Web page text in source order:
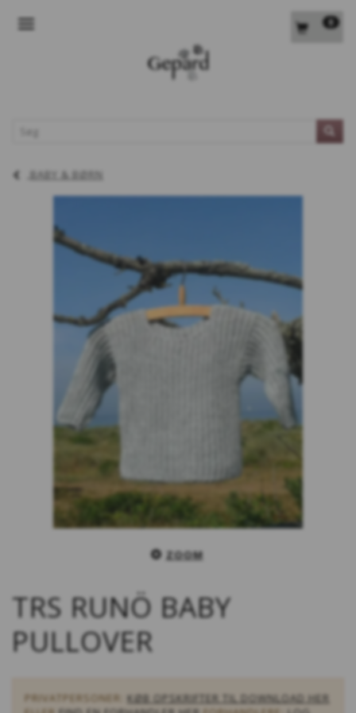
0
BABY & BØRN
ZOOM
TRS RUNÖ BABY
PULLOVER
PRIVATPERSONER: KØB OPSKRIFTER TIL DOWNLOAD HER